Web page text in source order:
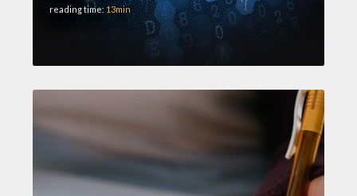
reading time: 13min